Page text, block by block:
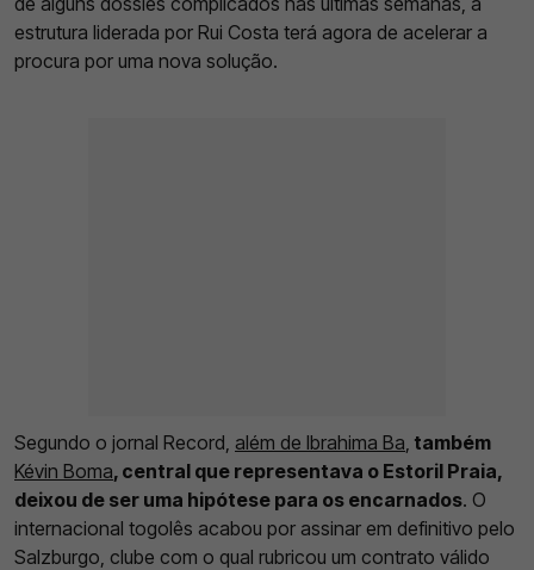
estrutura liderada por Rui Costa terá agora de acelerar a
procura por uma nova solução.
Segundo o jornal Record, além de Ibrahima Ba também
Kévin Boma, central que representava o Estoril Praia,
deixou de ser uma hipótese para os encarnados. O
internacional togolês acabou por assinar em definitivo pelo
Salzburgo, clube com o qual rubricou um contrato válido